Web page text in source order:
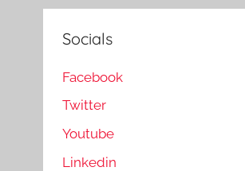
Socials
Facebook
Twitter
Youtube
Linkedin